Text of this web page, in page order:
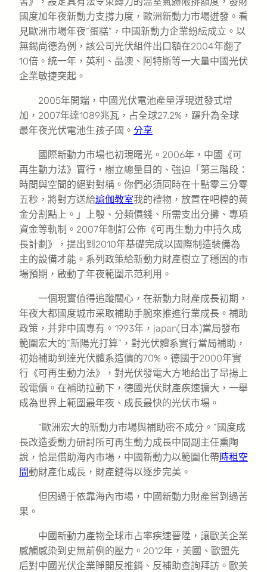
國度加年夜新動力支撐力度，歐洲新動力市場迸發。看
見歐洲市場年夜“蛋糕”，中國新動力企業紛紜成立。以
無錫尚德為例，該公司光伏組件出口額在2004年翻了
10倍。統一年，英利、晶澳、阿特斯等一大量中國光伏
企業敏捷突起。
2005年開端，中國光伏電池產量浮現迸發式增
加，2007年達1089兆瓦，占全球27.2%，躍升為全球
最年夜光伏電池生孩子國。 分享
國際新動力市場也初現曙光。2006年，中國《可
再生動力法》實行，樹立總量目的、強迫「第三階段：
時間與空間的絕對對稱。你們必須同時在十點零三分零
五秒，將對方送給瑜伽教室我的禮物，放置在吧檯的黃
金分割點上。」上彀、分類價錢、所需支出分攤、專項
資金等軌制。2007年制訂公佈《可再生動力中持久成
長計劃》，提出到2010年基礎完成以國際制造裝備為
主的設備才能。系列政策給新動力財產樹立了穩固的市
場預期，啟動了年夜範圍示范利用。
一個現實值得追蹤關心，在新動力財產成長初期，
年夜大都國度城市采取補助手腕來推進行業成長。補助
政策，并非中國專有。1993年，japan(日本)當局發布
範圍宏大的“新陽光打算”，對光伏體系實行當局補助，
初始補助到達光伏體系造價的70%。德國于2000年實
行《可再生動力法》，對光伏發電大方地給出了昂揚上
彀電價。在補助拉動下，德國光伏財產疾速擴大，一舉
成為世界上範圍最年夜、成長最快的光伏市場。
“歐洲宏大的新動力市場與補助密不成分。”國度成
長改造委動力研討所可再生動力成長中間副主任熏陶
說，恰是借助海內市場，中國新動力以範圍化帶時租空
間動財產化成長，財產鏈得以逐步完美。
但因過于依靠海內市場，中國新動力財產嘗到過苦
果。
中國新動力產物全球市占率疾速晉陞，讓歐美企業
感觸感染到史無前例的壓力。2012年，美國、歐盟先
后對中國光伏企業睜開反推銷、反補助查詢拜訪。歐美